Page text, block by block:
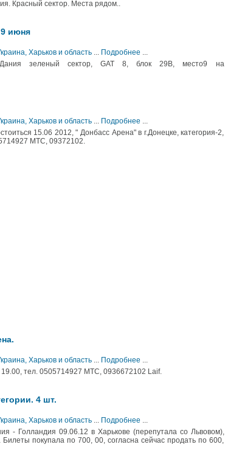
Красный сектор. Места рядом..
июня
Харьков и область ... Подробнее ...
зеленый сектор, GAT 8, блок 29В, место9 на
Харьков и область ... Подробнее ...
15.06 2012, " Донбасс Арена" в г.Донецке, категория-2,
МТС, 09372102.
Харьков и область ... Подробнее ...
19.00, тел. 0505714927 МТС, 0936672102 Laif.
4 шт.
Харьков и область ... Подробнее ...
- Голландия 09.06.12 в Харькове (перепутала со Львовом),
покупала по 700, 00, согласна сейчас продать по 600,